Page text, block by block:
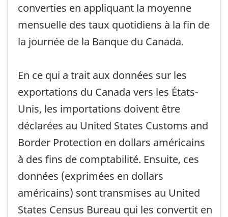
converties en appliquant la moyenne
mensuelle des taux quotidiens à la fin de
la journée de la Banque du Canada.
En ce qui a trait aux données sur les
exportations du Canada vers les États-
Unis, les importations doivent être
déclarées au United States Customs and
Border Protection en dollars américains
à des fins de comptabilité. Ensuite, ces
données (exprimées en dollars
américains) sont transmises au United
States Census Bureau qui les convertit en